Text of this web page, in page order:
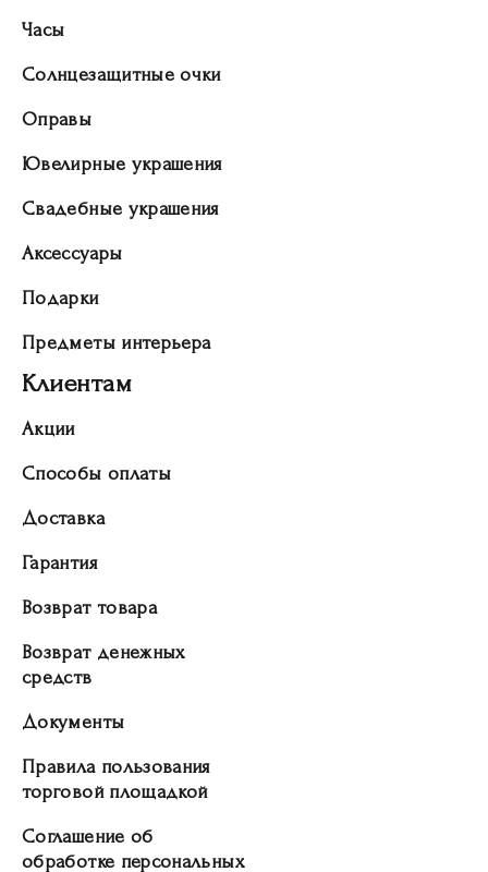
Часы
Солнцезащитные очки
Оправы
Ювелирные украшения
Свадебные украшения
Аксессуары
Подарки
Предметы интерьера
Клиентам
Акции
Способы оплаты
Доставка
Гарантия
Возврат товара
Возврат денежных
средств
Документы
Правила пользования
торговой площадкой
Соглашение об
обработке персональных